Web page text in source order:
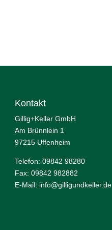
Kontakt
Gillig+Keller GmbH
Am Brünnlein 1
97215 Uffenheim
Telefon: 09842 98280
Fax: 09842 982882
E-Mail: info@gilligundkeller.de